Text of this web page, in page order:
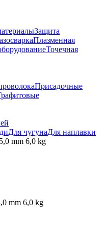
Защита
Плазменная
Точечная
Присадочные
Для чугунаДля наплавки
mm 6,0 kg
mm 6,0 kg